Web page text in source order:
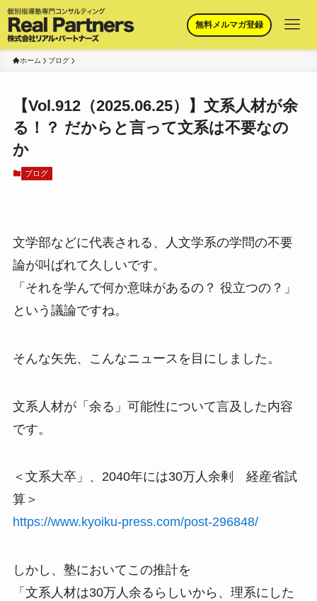
無料メルマガ登録
ホーム ブログ
【Vol.912（2025.06.25）】文系人材が余
る！？ だからと言って文系は不要なの
か
ブログ
文学部などに代表される、人文学系の学問の不要
論が叫ばれて久しいです。
「それを学んで何か意味があるの？ 役立つの？」
という議論ですね。
そんな矢先、こんなニュースを目にしました。
文系人材が「余る」可能性について言及した内容
です。
＜文系大卒」、2040年には30万人余剰 経産省試
算＞
https://www.kyoiku-press.com/post-296848/
しかし、塾においてこの推計を
「文系人材は30万人余るらしいから、理系にした